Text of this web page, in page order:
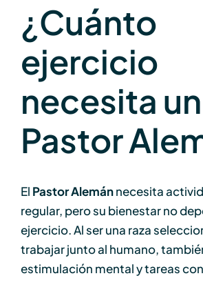
¿Cuánto
ejercicio
necesita un
Pastor
El Pastor Alemánnecesita
regular, pero su bienestar no
ejercicio. Al ser una raza
trabajar junto al humano,
estimulación mental y tareas